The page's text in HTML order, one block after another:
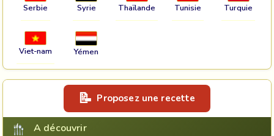
Serbie Syrie Thaïlande Tunisie Turquie
Viet-nam Yémen
Proposez une recette
A découvrir